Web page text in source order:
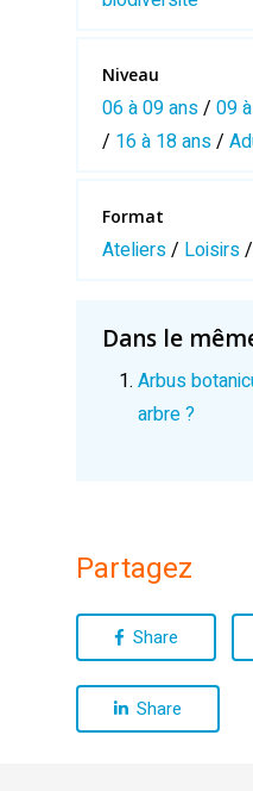
Niveau
06 à 09 ans/ 09
/ 16 à 18 ans/
Format
Ateliers/ Loisirs/
Dans le
Arbus
arbre ?
Partagez
Share
Share